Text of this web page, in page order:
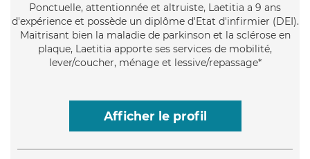
Ponctuelle, attentionnée et altruiste, Laetitia a 9 ans
d'expérience et possède un diplôme d'Etat d'infirmier (DEI).
Maitrisant bien la maladie de parkinson et la sclérose en
plaque, Laetitia apporte ses services de mobilité,
lever/coucher, ménage et lessive/repassage*
Afficher le profil